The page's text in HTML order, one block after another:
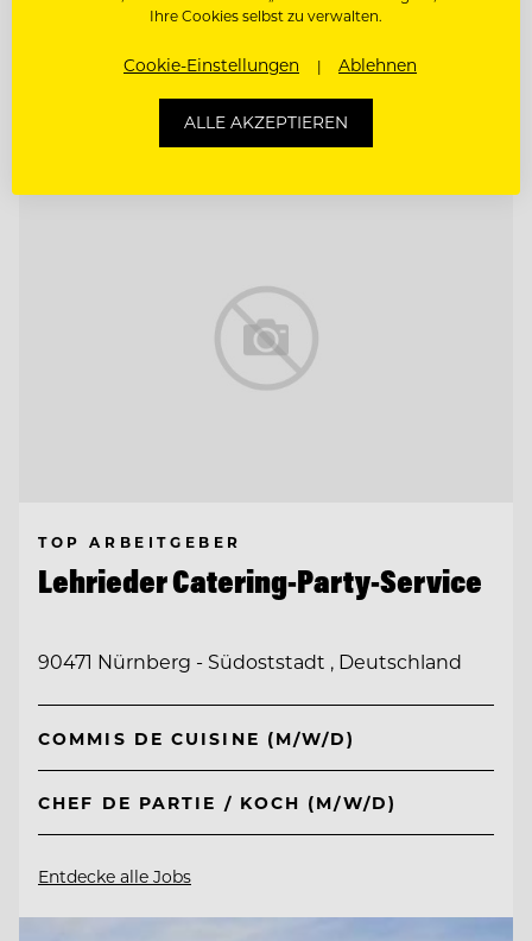
(M/D/W)
Entdecke alle Jobs
TOP ARBEITGEBER
Lehrieder Catering-Party-Service
90471 Nürnberg - Südoststadt , Deutschland
COMMIS DE CUISINE (M/W/D)
CHEF DE PARTIE / KOCH (M/W/D)
Entdecke alle Jobs
Ihre Cookies selbst zu verwalten.
Cookie-Einstellungen Ablehnen
ALLE AKZEPTIEREN